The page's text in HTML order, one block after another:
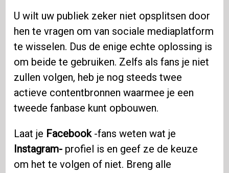
U wilt uw publiek zeker niet opsplitsen door
hen te vragen om van sociale mediaplatform
te wisselen. Dus de enige echte oplossing is
om beide te gebruiken. Zelfs als fans je niet
zullen volgen, heb je nog steeds twee
actieve contentbronnen waarmee je een
tweede fanbase kunt opbouwen.
Laat je Facebook-fans weten wat je
Instagram- profiel is en geef ze de keuze
om het te volgen of niet. Breng alle